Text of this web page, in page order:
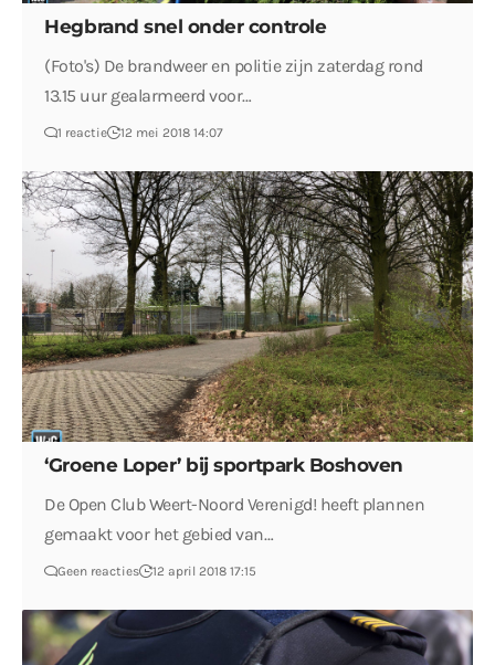
Hegbrand snel onder controle
(Foto's) De brandweer en politie zijn zaterdag rond
13.15 uur gealarmeerd voor…
1 reactie 12 mei 2018 14:07
‘Groene Loper’ bij sportpark Boshoven
De Open Club Weert-Noord Verenigd! heeft plannen
gemaakt voor het gebied van…
Geen reacties 12 april 2018 17:15